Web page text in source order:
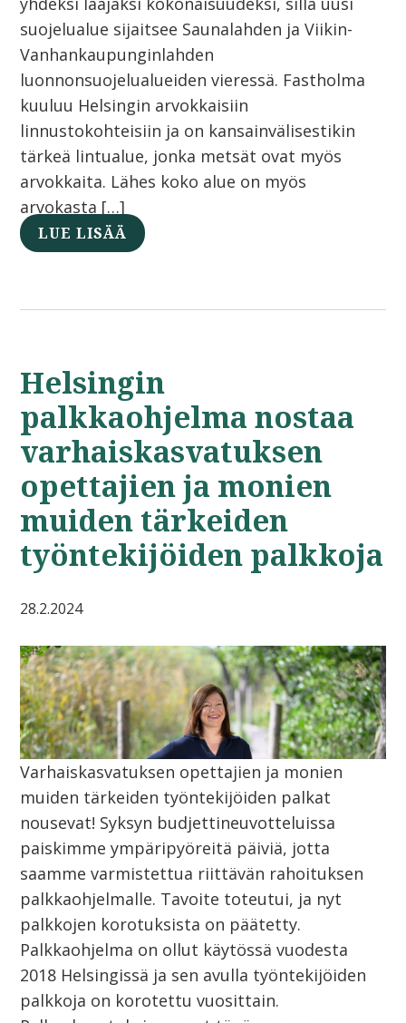
suojelualue sijaitsee Saunalahden ja Viikin-
Vanhankaupunginlahden
luonnonsuojelualueiden vieressä. Fastholma
kuuluu Helsingin arvokkaisiin
linnustokohteisiin ja on kansainvälisestikin
tärkeä lintualue, jonka metsät ovat myös
arvokkaita. Lähes koko alue on myös
arvokasta […]
LUE LISÄÄ
Helsingin
palkkaohjelma nostaa
varhaiskasvatuksen
opettajien ja monien
muiden tärkeiden
työntekijöiden palkkoja
28.2.2024
Varhaiskasvatuksen opettajien ja monien
muiden tärkeiden työntekijöiden palkat
nousevat! Syksyn budjettineuvotteluissa
paiskimme ympäripyöreitä päiviä, jotta
saamme varmistettua riittävän rahoituksen
palkkaohjelmalle. Tavoite toteutui, ja nyt
palkkojen korotuksista on päätetty.
Palkkaohjelma on ollut käytössä vuodesta
2018 Helsingissä ja sen avulla työntekijöiden
palkkoja on korotettu vuosittain.